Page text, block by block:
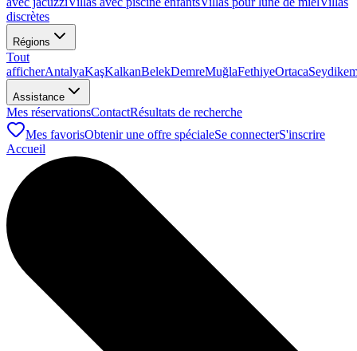
discrètes
Régions
Tout
afficherAntalyaKaşKalkanBelekDemreMuğlaFethiyeOrtaca
Assistance
Mes réservationsContactRésultats de recherche
Mes favorisObtenir une offre spécialeSe connecterS'inscrire
Accueil